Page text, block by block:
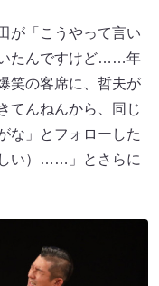
が「こうやって言い
たんですけど……年
笑の客席に、哲夫が
てんねんから、同じ
な」とフォローした
い）……」とさらに